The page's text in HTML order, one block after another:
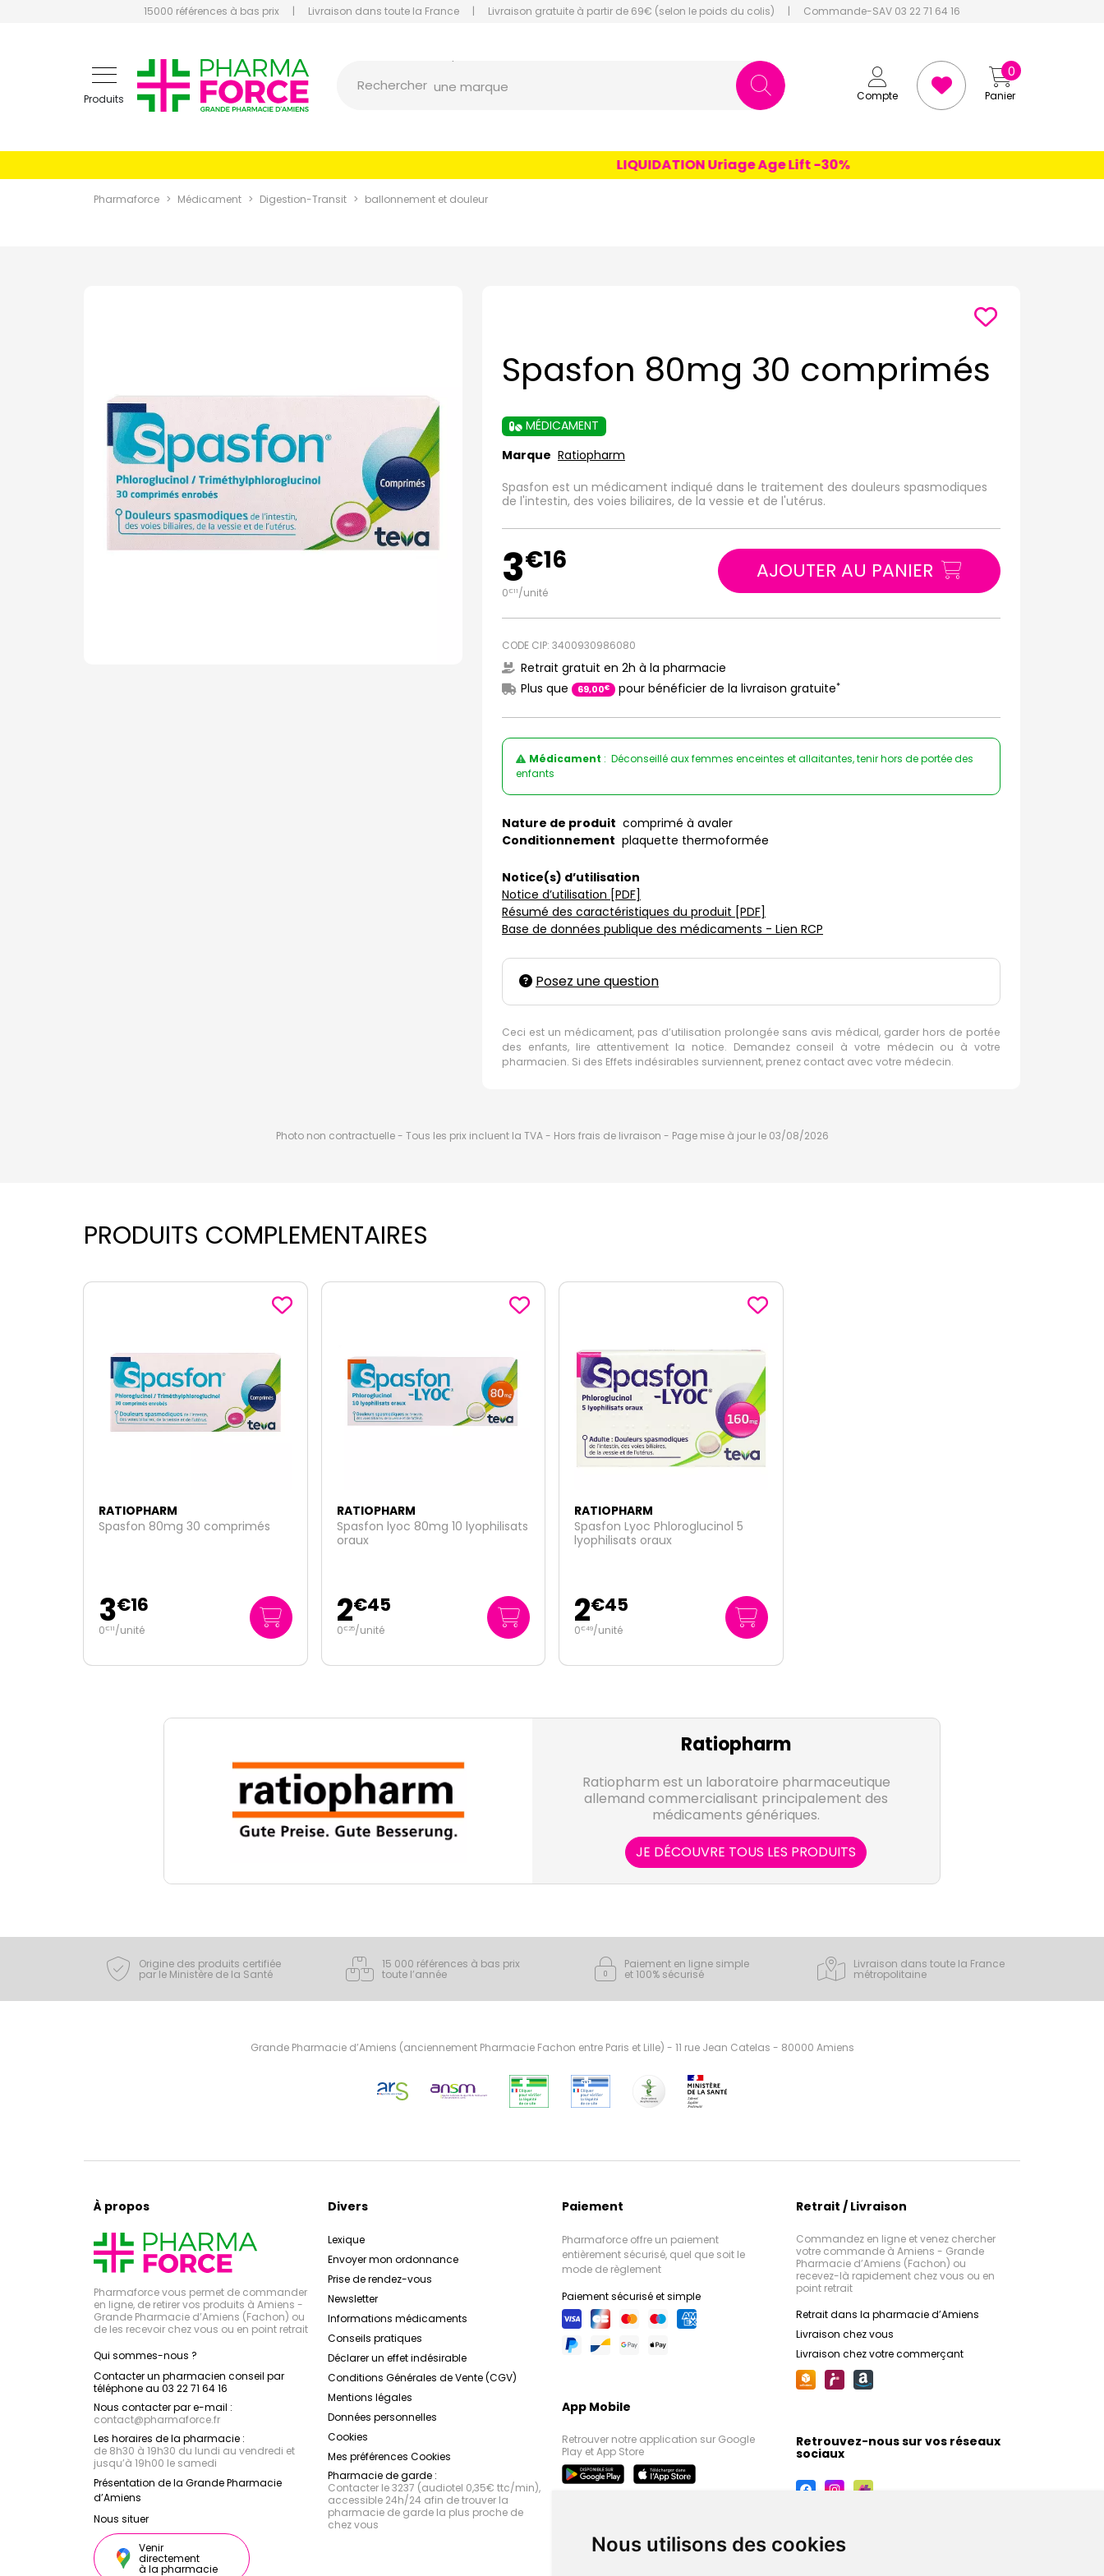
Nous utilisons des cookies
15000 références à bas prix | Livraison dans toute la France | Livraison gratuite à partir de 69€ (selon le poids du colis) | Commande-SAV 03 22 71 64 16
Produits
Pharmaforce Grande Pharmacie Amiens Fachon
Compte Panier
0
Rechercher une marque
un produit
une marque
LIQUIDATION Uriage Age Lift -30%
Pharmaforce Médicament Digestion-Transit ballonnement et douleur
Spasfon 80mg 30 comprimés
MÉDICAMENT
Marque Ratiopharm
Spasfon est un médicament indiqué dans le traitement des douleurs spasmodiques
de l'intestin, des voies biliaires, de la vessie et de l'utérus.
3€16
0€11/unité
AJOUTER AU PANIER
CODE CIP: 3400930986080
Retrait gratuit en 2h à la pharmacie
Plus que
69,00€ pour bénéficier de la livraison gratuite*
Médicament : Déconseillé aux femmes enceintes et allaitantes, tenir hors de portée des
enfants
Nature de produit comprimé à avaler
Conditionnement plaquette thermoformée
Notice(s) d’utilisation
Notice d’utilisation [PDF]
Résumé des caractéristiques du produit [PDF]
Base de données publique des médicaments - Lien RCP
Posez une question
Ceci est un médicament, pas d’utilisation prolongée sans avis médical, garder hors de portée
des enfants, lire attentivement la notice. Demandez conseil à votre médecin ou à votre
pharmacien. Si des Effets indésirables surviennent, prenez contact avec votre médecin.
Photo non contractuelle - Tous les prix incluent la TVA - Hors frais de livraison - Page mise à jour le 03/08/2026
PRODUITS COMPLEMENTAIRES
RATIOPHARM
Spasfon 80mg 30 comprimés
3€16
0€11/unité
RATIOPHARM
Spasfon lyoc 80mg 10 lyophilisats
oraux
2€45
0€25/unité
RATIOPHARM
Spasfon Lyoc Phloroglucinol 5
lyophilisats oraux
2€45
0€49/unité
Ratiopharm
Ratiopharm est un laboratoire pharmaceutique
allemand commercialisant principalement des
médicaments génériques.
JE DÉCOUVRE TOUS LES PRODUITS
Origine des produits certifiée
par le Ministère de la Santé
15 000 références à bas prix
toute l’année
Paiement en ligne simple
et 100% sécurisé
Livraison dans toute la France
métropolitaine
Grande Pharmacie d’Amiens (anciennement Pharmacie Fachon entre Paris et Lille) - 11 rue Jean Catelas - 80000 Amiens
À propos
Pharmaforce vous permet de commander
en ligne, de retirer vos produits à Amiens -
Grande Pharmacie d’Amiens (Fachon) ou
de les recevoir chez vous ou en point retrait
Qui sommes-nous ?
Contacter un pharmacien conseil par
téléphone au 03 22 71 64 16
Nous contacter par e-mail :
contact@pharmaforce.fr
Les horaires de la pharmacie :
de 8h30 à 19h30 du lundi au vendredi et
jusqu’à 19h00 le samedi
Présentation de la Grande Pharmacie
d’Amiens
Nous situer
Venir
directement
à la pharmacie
Divers
Lexique
Envoyer mon ordonnance
Prise de rendez-vous
Newsletter
Informations médicaments
Conseils pratiques
Déclarer un effet indésirable
Conditions Générales de Vente (CGV)
Mentions légales
Données personnelles
Cookies
Mes préférences Cookies
Pharmacie de garde :
Contacter le 3237 (audiotel 0,35€ ttc/min),
accessible 24h/24 afin de trouver la
pharmacie de garde la plus proche de
chez vous
Paiement
Pharmaforce offre un paiement
entièrement sécurisé, quel que soit le
mode de règlement
Paiement sécurisé et simple
App Mobile
Retrouver notre application sur Google
Play et App Store
Retrait / Livraison
Commandez en ligne et venez chercher
votre commande à Amiens - Grande
Pharmacie d’Amiens (Fachon) ou
recevez-là rapidement chez vous ou en
point retrait
Retrait dans la pharmacie d’Amiens
Livraison chez vous
Livraison chez votre commerçant
Retrouvez-nous sur vos réseaux
sociaux